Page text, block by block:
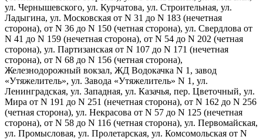
ул. Чернышевского, ул. Курчатова, ул. Строительная, ул.
Ладыгина, ул. Московская от N 31 до N 183 (нечетная
сторона), от N 36 до N 150 (четная сторона), ул. Свердлова от
N 41 до N 159 (нечетная сторона), от N 54 до N 202 (четная
сторона), ул. Партизанская от N 107 до N 171 (нечетная
сторона), от N 68 до N 156 (четная сторона),
Железнодорожный вокзал, ЖД Водокачка N 1, завод
«Утяжелитель», ул. Завода «Утяжелитель» N 1, ул.
Ленинградская, ул. Западная, ул. Казачья, пер. Цветочный, ул.
Мира от N 191 до N 251 (нечетная сторона), от N 162 до N 256
(четная сторона), ул. Некрасова от N 57 до N 125 (нечетная
сторона), от N 58 до N 116 (четная сторона), ул. Первомайская,
ул. Промысловая, ул. Пролетарская, ул. Комсомольская от N